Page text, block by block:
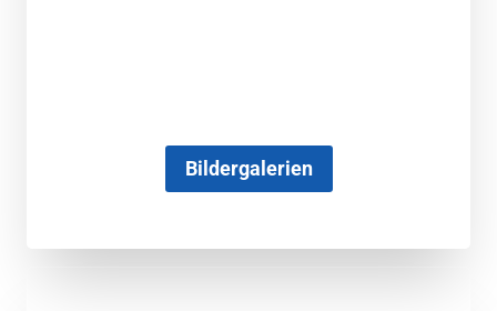
Bildergalerien